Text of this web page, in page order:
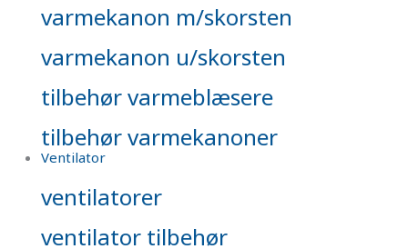
varmekanon m/skorsten
varmekanon u/skorsten
tilbehør varmeblæsere
tilbehør varmekanoner
Ventilator
ventilatorer
ventilator tilbehør